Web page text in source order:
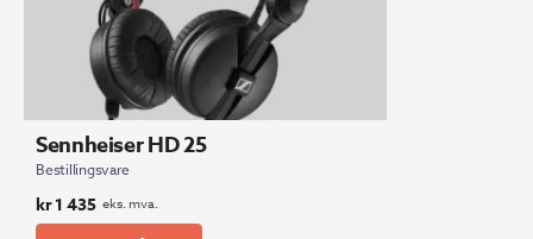
Sennheiser HD 25
Bestillingsvare
kr1 435 eks. mva.